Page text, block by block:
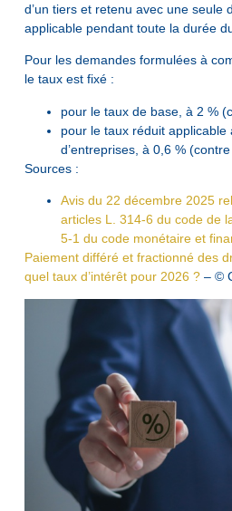
d’un tiers et retenu avec une seule
applicable pendant toute la durée
Pour les demandes formulées à
le taux est fixé :
pour le taux de base, à 2 %
pour le taux réduit
d’entreprises, à 0,6 %
Sources :
Avis du 22 décembre 2025
articles L. 314-6 du code de
5-1 du code monétaire et
Paiement différé et fractionné des
quel taux d’intérêt pour 2026 ?– ©